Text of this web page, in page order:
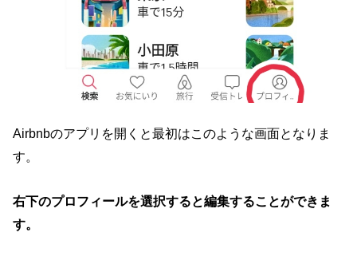
Airbnbのアプリを開くと最初はこのような画面となりま
す。
右下のプロフィールを選択すると編集することができま
す。